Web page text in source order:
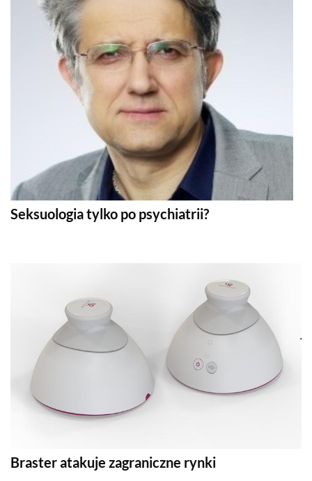
Seksuologia tylko po psychiatrii?
Braster atakuje zagraniczne rynki